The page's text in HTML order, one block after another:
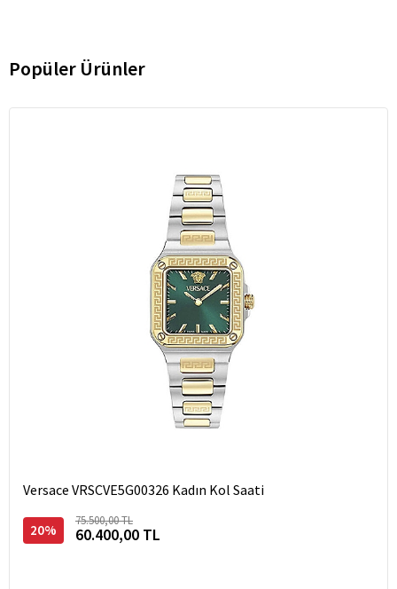
Popüler Ürünler
Versace VRSCVE5G00326 Kadın Kol Saati
20%
75.500,00 TL
60.400,00 TL